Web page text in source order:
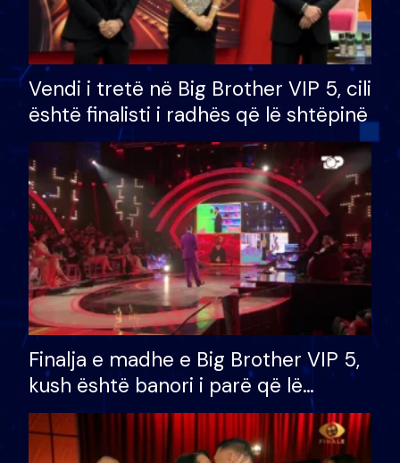
Vendi i tretë në Big Brother VIP 5, cili
është finalisti i radhës që lë shtëpinë
Finalja e madhe e Big Brother VIP 5,
kush është banori i parë që lë
shtëpinë dhe humb mundësinë për
të fituar çmimin e madh